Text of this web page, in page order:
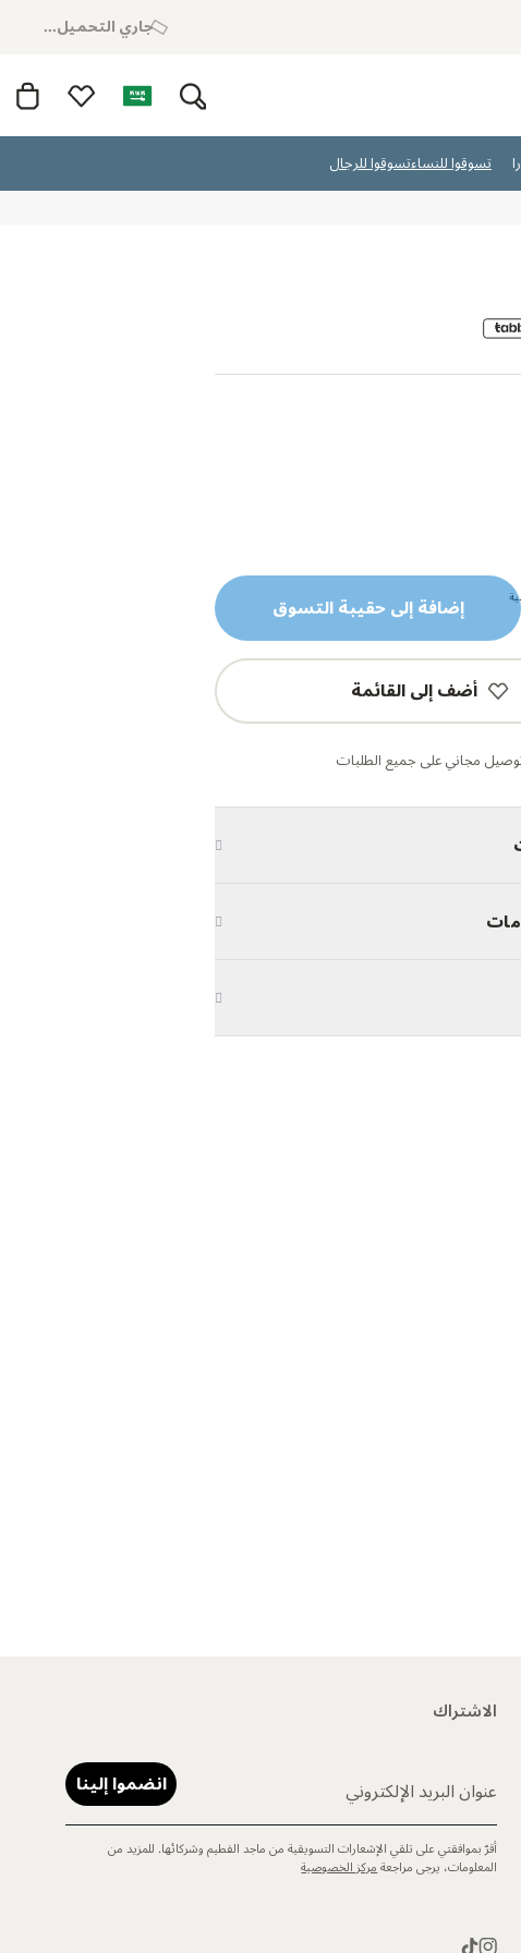
جاري التحميل...
تسوقوا للنساءتسوقوا للرجال
إضافة إلى حقيبة التسوق
أضف إلى القائمة
مجاني على جميع الطلبات
الاشتراك
عنوان البريد الإلكتروني انضموا إلينا
أقرّ بموافقتي على تلقي الإشعارات التسويقية من ماجد الفطيم وشركائها. للمزيد من
المعلومات، يرجى مراجعةمركز الخصوصية